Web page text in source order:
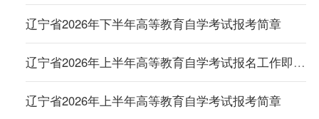
辽宁省2026年下半年高等教育自学考试报考简章
辽宁省2026年上半年高等教育自学考试报名工作即将开始
​辽宁省2026年上半年高等教育自学考试报考简章